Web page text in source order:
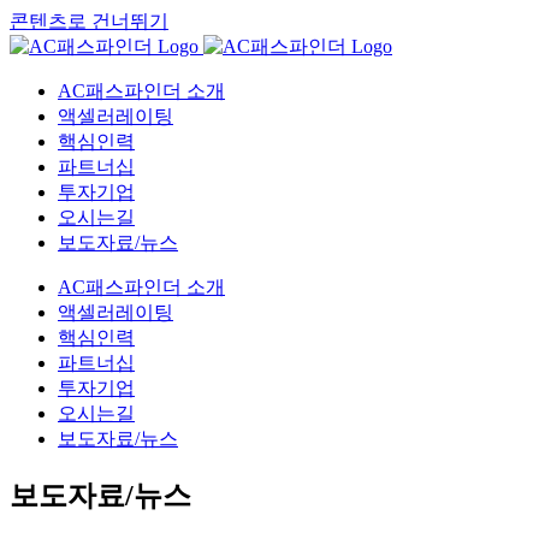
콘텐츠로 건너뛰기
AC패스파인더 소개
액셀러레이팅
핵심인력
파트너십
투자기업
오시는길
보도자료/뉴스
AC패스파인더 소개
액셀러레이팅
핵심인력
파트너십
투자기업
오시는길
보도자료/뉴스
보도자료/뉴스